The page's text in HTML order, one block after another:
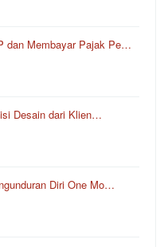
dan Membayar Pajak Pe…
Desain dari Klien…
Diri One Mo…